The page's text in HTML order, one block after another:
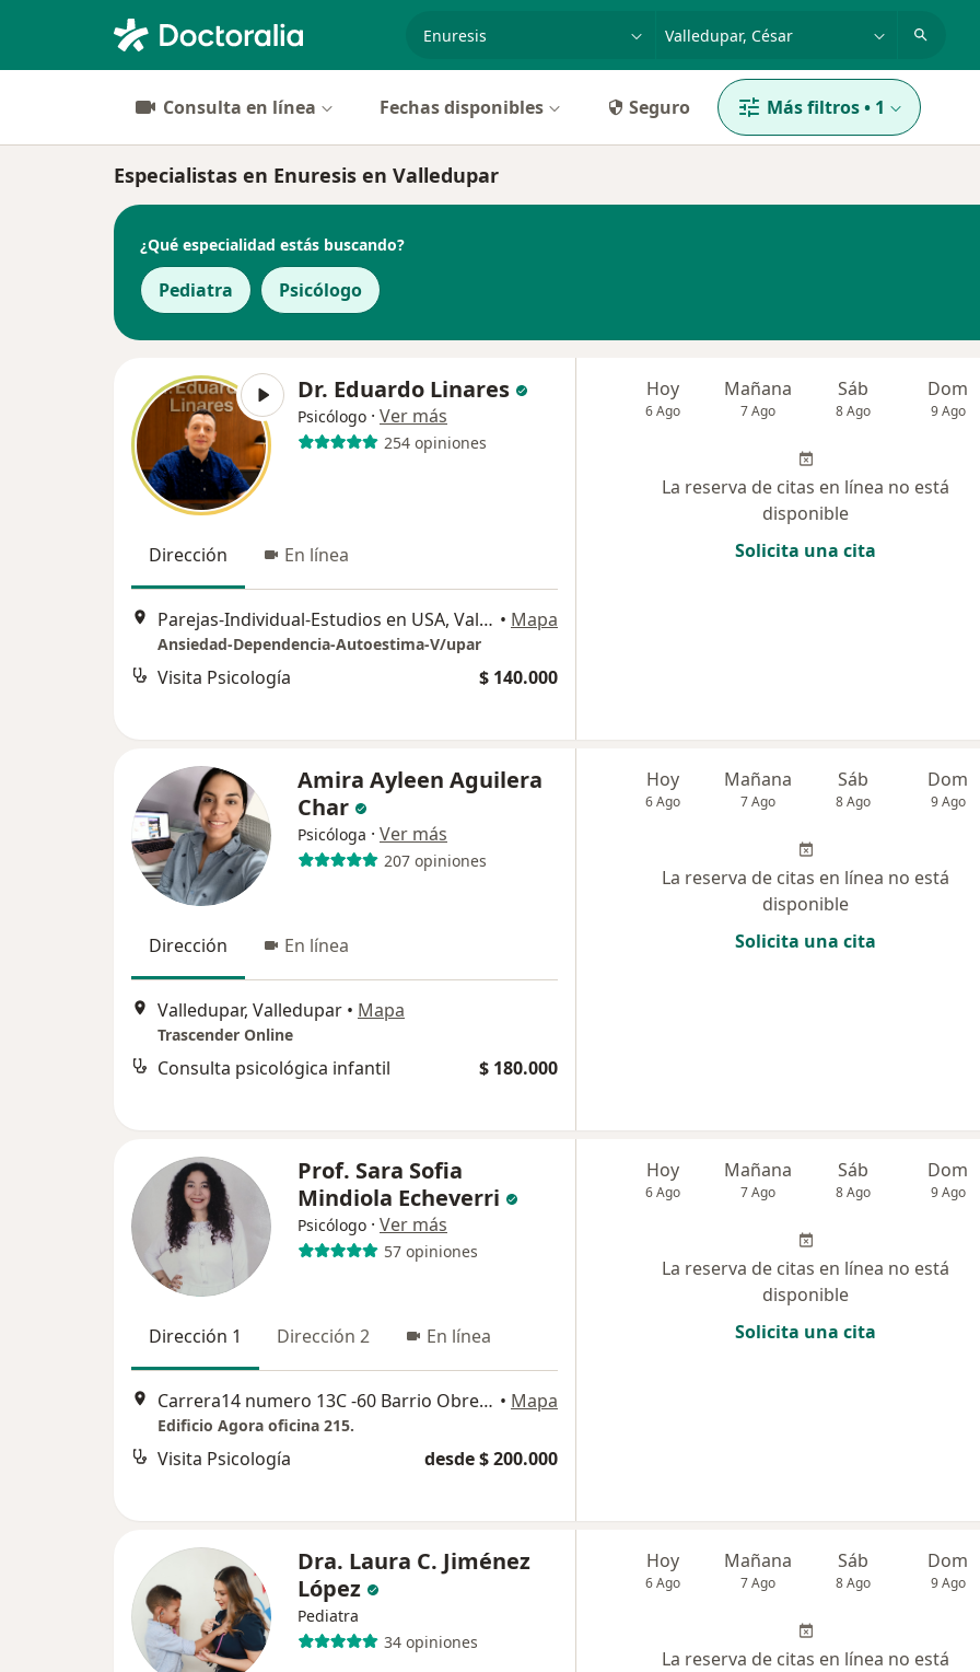
Consulta en línea Fechas disponibles Seguro Más filtros• 1
Especialistas en Enuresis en Valledupar
¿Qué especialidad estás buscando?
Pediatra Psicólogo
Dr. Eduardo Linares
Psicólogo · Ver más
254 opiniones
Dirección En línea
Parejas-Individual-Estudios en USA, Valledupar • Mapa
Ansiedad-Dependencia-Autoestima-V/upar
Visita Psicología $ 140.000
Hoy
6 Ago
Mañana
7 Ago
Sáb
8 Ago
Dom
9 Ago
La reserva de citas en línea no está
disponible
Solicita una cita
Amira Ayleen Aguilera
Char
Psicóloga · Ver más
207 opiniones
Dirección En línea
Valledupar, Valledupar • Mapa
Trascender Online
Consulta psicológica infantil $ 180.000
Hoy
6 Ago
Mañana
7 Ago
Sáb
8 Ago
Dom
9 Ago
La reserva de citas en línea no está
disponible
Solicita una cita
Prof. Sara Sofia
Mindiola Echeverri
Psicólogo · Ver más
57 opiniones
Dirección 1 Dirección 2 En línea
Carrera14 numero 13C -60 Barrio Obrero, Valledupar • Mapa
Edificio Agora oficina 215.
Visita Psicología desde $ 200.000
Hoy
6 Ago
Mañana
7 Ago
Sáb
8 Ago
Dom
9 Ago
La reserva de citas en línea no está
disponible
Solicita una cita
Dra. Laura C. Jiménez
López
Pediatra
34 opiniones
Hoy
6 Ago
Mañana
7 Ago
Sáb
8 Ago
Dom
9 Ago
La reserva de citas en línea no está